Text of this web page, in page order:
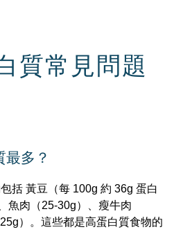
質常見問題
最多？
括 黃豆（每 100g 約 36g 蛋白
魚肉（25-30g）、瘦牛肉
）。這些都是高蛋白質食物的